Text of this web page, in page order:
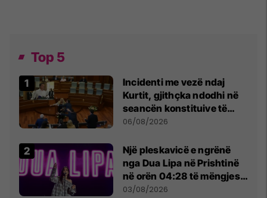
Top 5
Incidenti me vezë ndaj
Kurtit, gjithçka ndodhi në
seancën konstituive të
Kuvendit
06/08/2026
Një pleskavicë e ngrënë
nga Dua Lipa në Prishtinë
në orën 04:28 të mëngjesit
- dhe bota digjitale serbe
03/08/2026